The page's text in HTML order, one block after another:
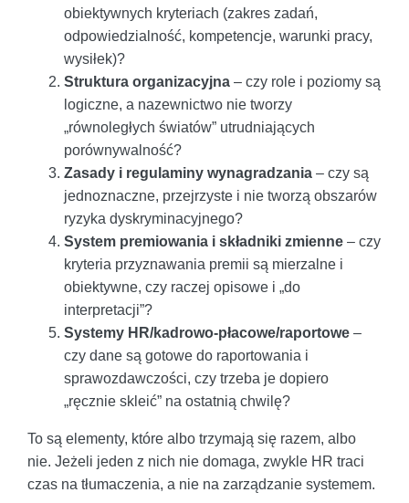
obiektywnych kryteriach (zakres zadań,
odpowiedzialność, kompetencje, warunki pracy,
wysiłek)?
Struktura organizacyjna – czy role i poziomy są
logiczne, a nazewnictwo nie tworzy
„równoległych światów” utrudniających
porównywalność?
Zasady i regulaminy wynagradzania – czy są
jednoznaczne, przejrzyste i nie tworzą obszarów
ryzyka dyskryminacyjnego?
System premiowania i składniki zmienne – czy
kryteria przyznawania premii są mierzalne i
obiektywne, czy raczej opisowe i „do
interpretacji”?
Systemy HR/kadrowo-płacowe/raportowe –
czy dane są gotowe do raportowania i
sprawozdawczości, czy trzeba je dopiero
„ręcznie skleić” na ostatnią chwilę?
To są elementy, które albo trzymają się razem, albo
nie. Jeżeli jeden z nich nie domaga, zwykle HR traci
czas na tłumaczenia, a nie na zarządzanie systemem.